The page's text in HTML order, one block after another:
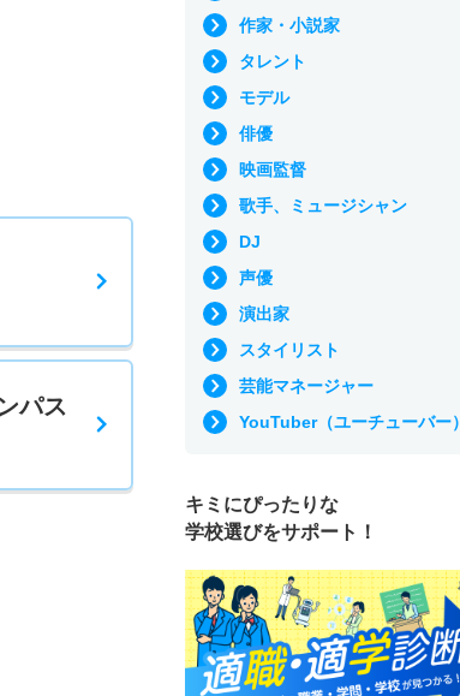
パス
作家・小説家
タレント
モデル
俳優
映画監督
歌手、ミュージシャン
DJ
声優
演出家
スタイリスト
芸能マネージャー
YouTuber（ユーチューバー）
キミにぴったりな
学校選びをサポート！